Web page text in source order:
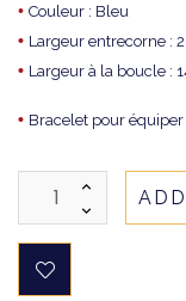
• Couleur : Bleu
• Largeur entrecorne :
• Largeur à la boucle :
• Bracelet pour équiper